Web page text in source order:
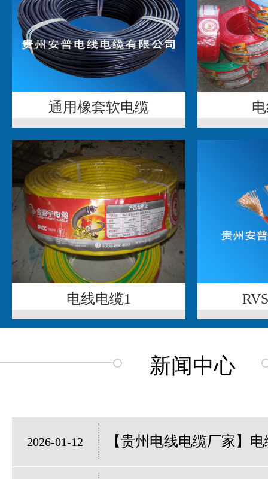
通用橡套软电缆
电线电缆1
新闻中心
2026-01-12 【贵州电线电缆厂家】